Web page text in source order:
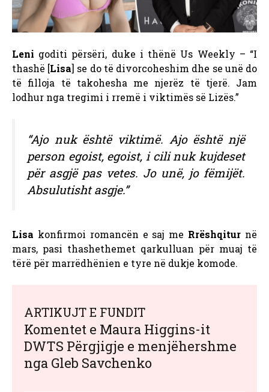
Leni goditi përsëri, duke i thënë Us Weekly – “I
thashë [Lisa] se do të divorcoheshim dhe se unë do
të filloja të takohesha me njerëz të tjerë. Jam
lodhur nga tregimi i rremë i viktimës së Lizës.”
“Ajo nuk është viktimë. Ajo është një
person egoist, egoist, i cili nuk kujdeset
për asgjë pas vetes. Jo unë, jo fëmijët.
Absulutisht asgje.”
Lisa konfirmoi romancën e saj me Rrëshqitur në
mars, pasi thashethemet qarkulluan për muaj të
tërë për marrëdhënien e tyre në dukje komode.
ARTIKUJT E FUNDIT
Komentet e Maura Higgins-it
DWTS Përgjigje e menjëhershme
nga Gleb Savchenko